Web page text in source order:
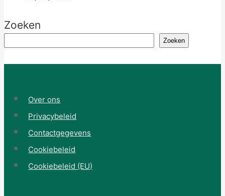
Zoeken
Zoeken
Over ons
Privacybeleid
Contactgegevens
Cookiebeleid
Cookiebeleid (EU)